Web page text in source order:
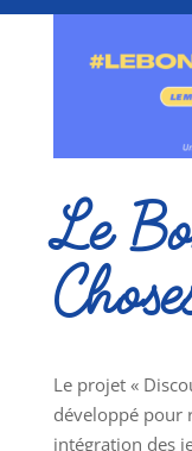
Le
Le projet «
développé pour
intégration des